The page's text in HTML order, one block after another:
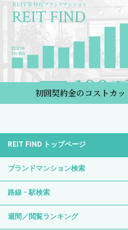
初回契約金のコストカ
REIT FIND トップページ
ブランドマンション検索
路線・駅検索
週間／閲覧ランキング